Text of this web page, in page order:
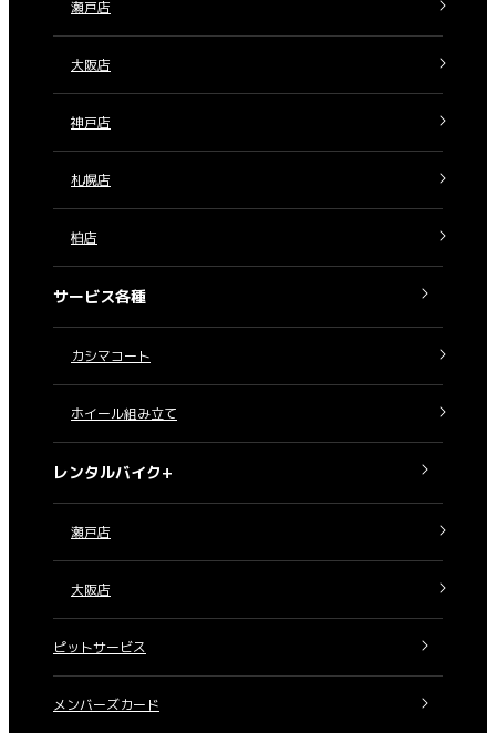
瀬戸店
大阪店
神戸店
札幌店
柏店
サービス各種
カシマコート
ホイール組み立て
レンタルバイク+
瀬戸店
大阪店
ピットサービス
メンバーズカード